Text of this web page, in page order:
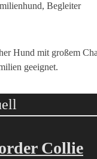
Begleiter
Hund mit großem
geeignet.
Collie